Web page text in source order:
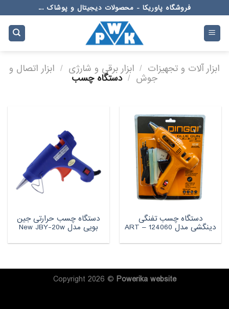
to
content
فروشگاه پاوریکا - محصولات دیجیتال و پوشاک ...
ابزار آلات و تجهیزات / ابزار برقی و شارژی / ابزار اتصال و
جوش / دستگاه چسب
دستگاه چسب تفنگی
دینگشی مدل ART – 124060
دستگاه چسب حرارتی جین
بویی مدل New JBY-20w
Copyright 2026 © Powerikawebsite